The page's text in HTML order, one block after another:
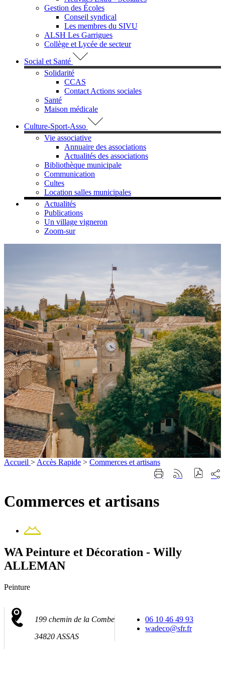
Gestion des Écoles
Conseil syndical
Les membres du SIVU
ALSH Les Garrigues
Collège et Lycée de secteur
Social et Santé
Solidarité
CCAS
Contact Actions sociales
Santé
Maison médicale
Culture-Sport-Asso
Vie associative
Annuaire des associations
Actualités des associations
Bibliothèque municipale
Communication
Cultes
Location salles municipales
Actualités
Publications
Un village vigneron
Zoom-sur
Accueil > Accès Rapide > Commerces et artisans
ImprimerGénérer
sur
Commerces et artisans
Contact
WA Peinture et Décoration - Willy
ALLEMAN
Peinture
199 chemin de la Combe
34820 ASSAS
06 10 46 49 93
wadeco@sfr.fr